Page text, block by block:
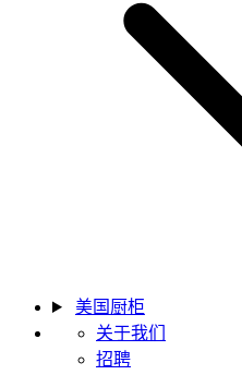
美国厨柜
关于我们
招聘